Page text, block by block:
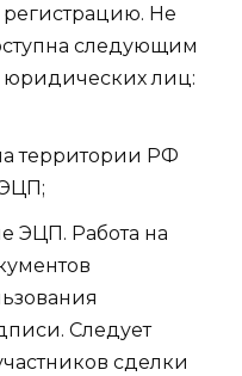
Не
следующим
юридических лиц:
территории РФ
ЭЦП. Работа на
Следует
сделки